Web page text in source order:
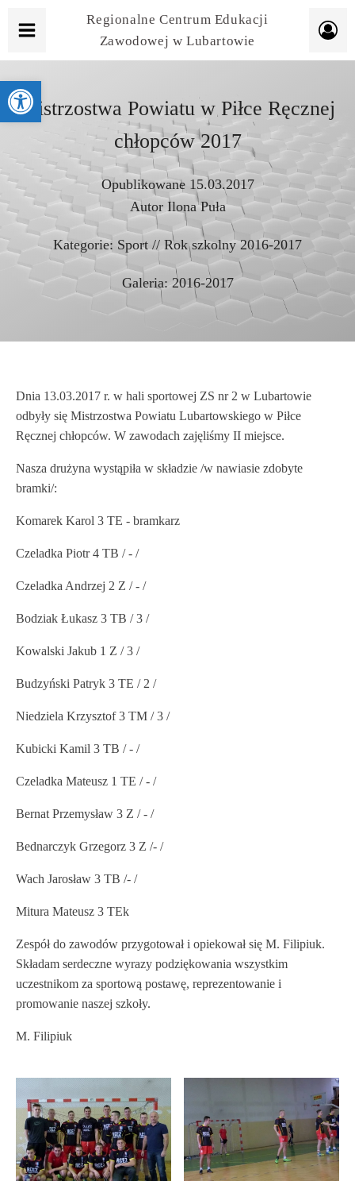
Regionalne Centrum Edukacji
Zawodowej w Lubartowie
Mistrzostwa Powiatu w Piłce Ręcznej
chłopców 2017
Opublikowane 15.03.2017
Autor Ilona Puła
Kategorie: Sport// Rok szkolny 2016-2017
Galeria: 2016-2017
Dnia 13.03.2017 r. w hali sportowej ZS nr 2 w Lubartowie
odbyły się Mistrzostwa Powiatu Lubartowskiego w Piłce
Ręcznej chłopców. W zawodach zajęliśmy II miejsce.
Nasza drużyna wystąpiła w składzie /w nawiasie zdobyte
bramki/:
Komarek Karol 3 TE - bramkarz
Czeladka Piotr 4 TB / - /
Czeladka Andrzej 2 Z / - /
Bodziak Łukasz 3 TB / 3 /
Kowalski Jakub 1 Z / 3 /
Budzyński Patryk 3 TE / 2 /
Niedziela Krzysztof 3 TM / 3 /
Kubicki Kamil 3 TB / - /
Czeladka Mateusz 1 TE / - /
Bernat Przemysław 3 Z / - /
Bednarczyk Grzegorz 3 Z /- /
Wach Jarosław 3 TB /- /
Mitura Mateusz 3 TEk
Zespół do zawodów przygotował i opiekował się M. Filipiuk.
Składam serdeczne wyrazy podziękowania wszystkim
uczestnikom za sportową postawę, reprezentowanie i
promowanie naszej szkoły.
M. Filipiuk
Otwórz pasek narzędzi